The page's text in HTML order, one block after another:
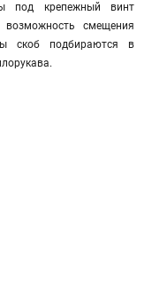
под крепежный винт
возможность смещения
скоб подбираются в